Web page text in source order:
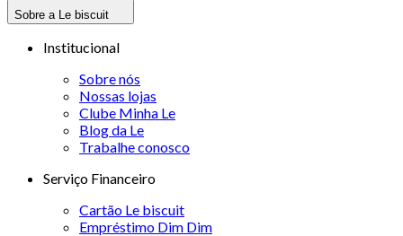
Sobre a Le biscuit
Institucional
Sobre nós
Nossas lojas
Clube Minha Le
Blog da Le
Trabalhe conosco
Serviço Financeiro
Cartão Le biscuit
Empréstimo Dim Dim